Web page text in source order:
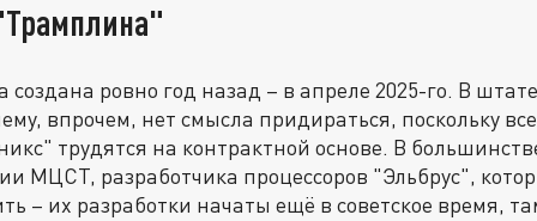
создана ровно год назад – в апреле 2025-го. В
впрочем, нет смысла придираться, поскольку
трудятся на контрактной основе. В
МЦСТ, разработчика процессоров "Эльбрус",
– их разработки начаты ещё в советское время,